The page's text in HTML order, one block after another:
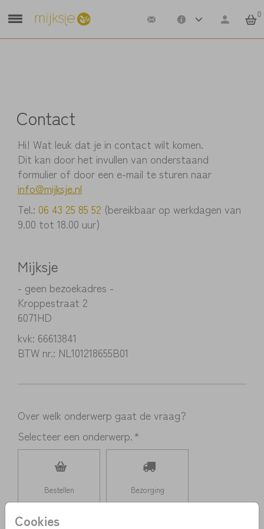
0
Cookies
Contact
Hi! Wat leuk dat je in contact wilt komen.
Dit kan door het invullen van onderstaand
formulier of door een e-mail te sturen naar
info@mijksje.nl
Tel.: 06 43 25 85 52 (bereikbaar op werkdagen van
9.00 tot 18.00 uur)
Mijksje
- geen bezoekadres -
Kroppestraat 2
6071HD
kvk: 66613841
BTW nr.: NL101218655B01
Over welk onderwerp gaat de vraag?
Selecteer een onderwerp.*
Bestellen Bezorging